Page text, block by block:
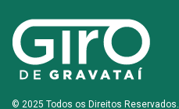
© 2025 Todos os Direitos Reservados.